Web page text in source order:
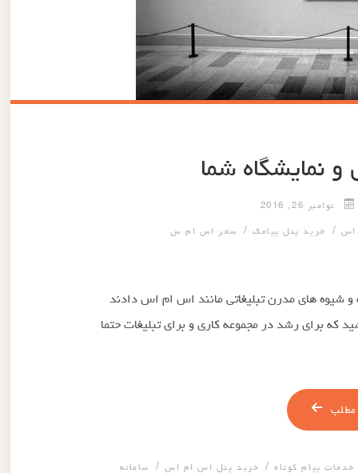
نمایشگاه شما
نوامبر 26, 2016
اس / خرید پنل پیامک/ سحر اس ام س
شیوه های مدرن تبلیغاتی مانند اس ام اس دادند
که برای رشد در مجموعه کاری و برای تبلیغات حتما
مطلب
خدمات پیام کوتاه/ خرید پنل اس ام اس/ سامانه